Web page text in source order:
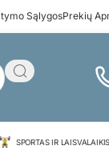
SąlygosPrekių
SPORTAS IR LAISVALAIKIS